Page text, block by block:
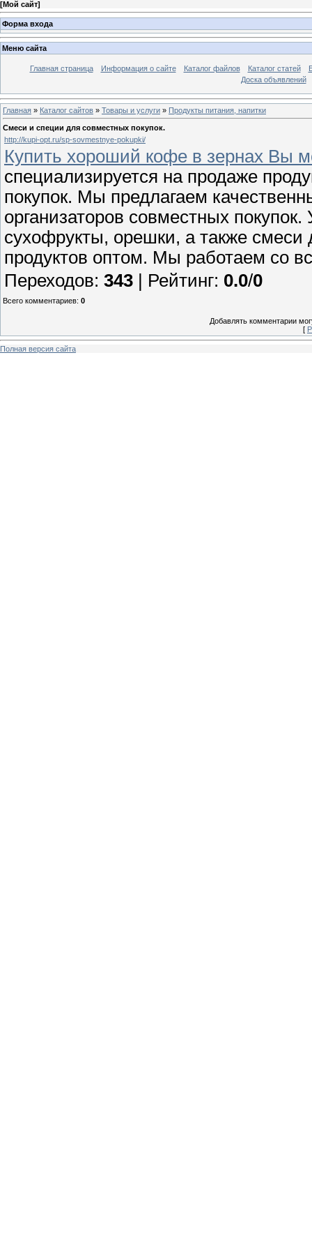
[Мой сайт]
Форма входа
Меню сайта
Главная страница Информация о сайте Каталог файлов Каталог статей
Доска объявлений
Главная » Каталог сайтов » Товары и услуги » Продукты питания, напитки
Смеси и специи для совместных покупок.
http://kupi-opt.ru/sp-sovmestnye-pokupki/
Купить хороший кофе в зернах Вы
специализируется на продаже
покупок. Мы предлагаем
организаторов совместных
сухофрукты, орешки, а также смеси
продуктов оптом. Мы работаем со
Переходов: 343 | Рейтинг: 0.0/0
Всего комментариев: 0
Добавлять комментарии
[
Полная версия сайта